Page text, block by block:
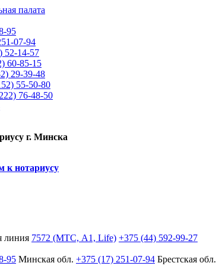
95
07-94
52-14-57
60-85-15
29-39-48
55-50-80
76-48-50
г. Минска
к нотариусу
линия 7572 (МТС, A1, Life) +375 (44) 592-99-27
95 Минская обл. +375 (17) 251-07-94 Брестская обл.